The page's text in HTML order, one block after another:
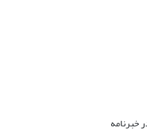
خبرنامه